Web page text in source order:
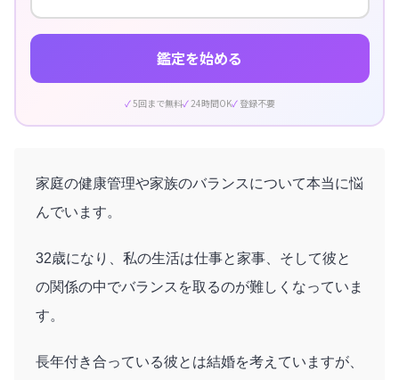
鑑定を始める
5回まで無料 24時間OK 登録不要
家庭の健康管理や家族のバランスについて本当に悩
んでいます。
32歳になり、私の生活は仕事と家事、そして彼と
の関係の中でバランスを取るのが難しくなっていま
す。
長年付き合っている彼とは結婚を考えていますが、